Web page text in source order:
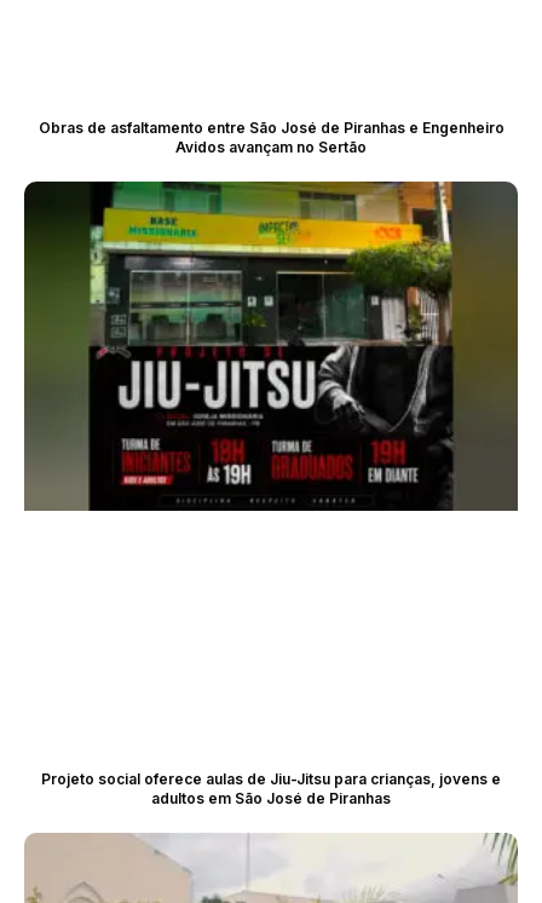
Obras de asfaltamento entre São José de Piranhas e Engenheiro
Avidos avançam no Sertão
Projeto social oferece aulas de Jiu-Jitsu para crianças, jovens e
adultos em São José de Piranhas